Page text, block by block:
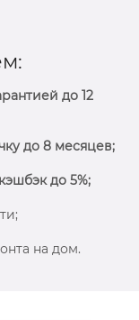
до 12
до 8 месяцев;
кэшбэк до 5%;
на дом.